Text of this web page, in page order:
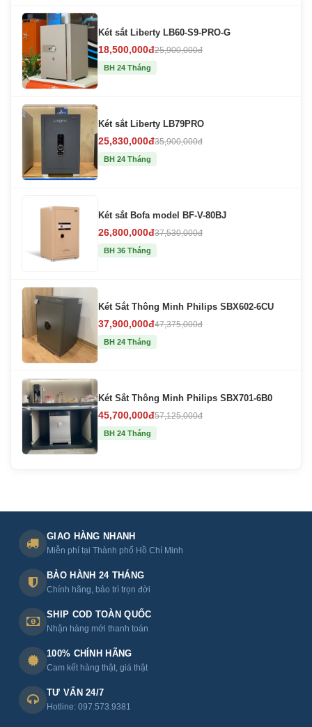
Két sắt Liberty LB60-S9-PRO-G
18,500,000đ25,900,000đ
BH 24 Tháng
Két sắt Liberty LB79PRO
25,830,000đ35,900,000đ
BH 24 Tháng
Két sắt Bofa model BF-V-80BJ
26,800,000đ37,530,000đ
BH 36 Tháng
Két Sắt Thông Minh Philips SBX602-6CU
37,900,000đ47,375,000đ
BH 24 Tháng
Két Sắt Thông Minh Philips SBX701-6B0
45,700,000đ57,125,000đ
BH 24 Tháng
GIAO HÀNG NHANH
Miễn phí tại Thành phố Hồ Chí Minh
BẢO HÀNH 24 THÁNG
Chính hãng, bảo trì trọn đời
SHIP COD TOÀN QUỐC
Nhận hàng mới thanh toán
100% CHÍNH HÃNG
Cam kết hàng thật, giá thật
TƯ VẤN 24/7
Hotline: 097.573.9381